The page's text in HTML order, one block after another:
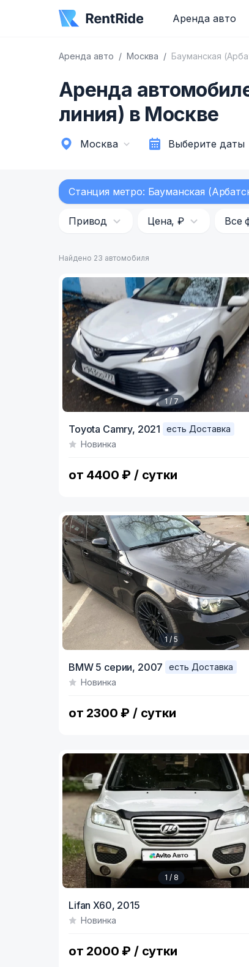
Аренда авто
Аренда авто Москва Бауманская
Аренда
линия) в Москве
Москва Выберите даты
Станция метро: Бауманская
Привод Цена, ₽ Все
Найдено 23 автомобиля
of
1 / 7
Toyota Camry, 2021
есть Доставка
Новинка
от 4400 ₽ / сутки
of
1 / 5
BMW 5 серии, 2007
есть Доставка
Новинка
от 2300 ₽ / сутки
of
1 / 8
Lifan X60, 2015
Новинка
от 2000 ₽ / сутки